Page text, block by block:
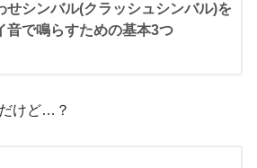
せシンバル(クラッシュシンバル)を
音で鳴らすための基本3つ
けど…？